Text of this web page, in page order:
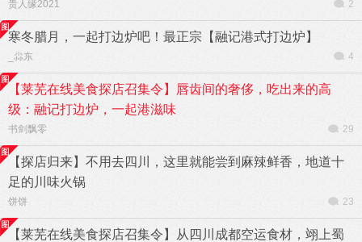
贵人缘2021 2
寒冬腊月，一起打边炉吧！最正宗【融记港式打边炉】
_尛东 4
【莱芜在线美食探店召集令】唇齿间的奢侈，吃出来的高
级：融记打边炉，一起港滋味
书剑飘零 29
【探店归来】不用去四川，这里就能尝到麻辣鲜香，地道十
足的川味火锅
饼饼 23
【莱芜在线美食探店召集令】从四川成都空运食材，翊上蜀